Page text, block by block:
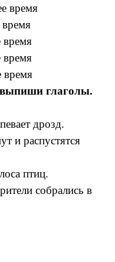
время
время
время
время
время
глаголы.
дрозд.
и распустятся
птиц.
собрались в